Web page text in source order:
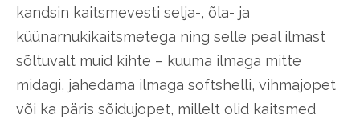
kandsin kaitsmevesti selja-, õla- ja
küünarnukikaitsmetega ning selle peal ilmast
sõltuvalt muid kihte – kuuma ilmaga mitte
midagi, jahedama ilmaga softshelli, vihmajopet
või ka päris sõidujopet, millelt olid kaitsmed